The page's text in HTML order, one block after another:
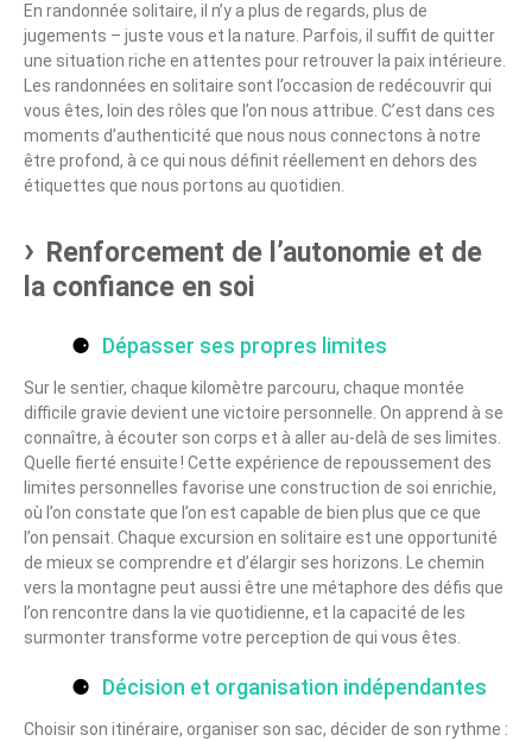
En randonnée solitaire, il n’y a plus de regards, plus de
jugements – juste vous et la nature. Parfois, il suffit de quitter
une situation riche en attentes pour retrouver la paix intérieure.
Les randonnées en solitaire sont l’occasion de redécouvrir qui
vous êtes, loin des rôles que l’on nous attribue. C’est dans ces
moments d’authenticité que nous nous connectons à notre
être profond, à ce qui nous définit réellement en dehors des
étiquettes que nous portons au quotidien.
Renforcement de l’autonomie et de
la confiance en soi
Dépasser ses propres limites
Sur le sentier, chaque kilomètre parcouru, chaque montée
difficile gravie devient une victoire personnelle. On apprend à se
connaître, à écouter son corps et à aller au-delà de ses limites.
Quelle fierté ensuite ! Cette expérience de repoussement des
limites personnelles favorise une construction de soi enrichie,
où l’on constate que l’on est capable de bien plus que ce que
l’on pensait. Chaque excursion en solitaire est une opportunité
de mieux se comprendre et d’élargir ses horizons. Le chemin
vers la montagne peut aussi être une métaphore des défis que
l’on rencontre dans la vie quotidienne, et la capacité de les
surmonter transforme votre perception de qui vous êtes.
Décision et organisation indépendantes
Choisir son itinéraire, organiser son sac, décider de son rythme :